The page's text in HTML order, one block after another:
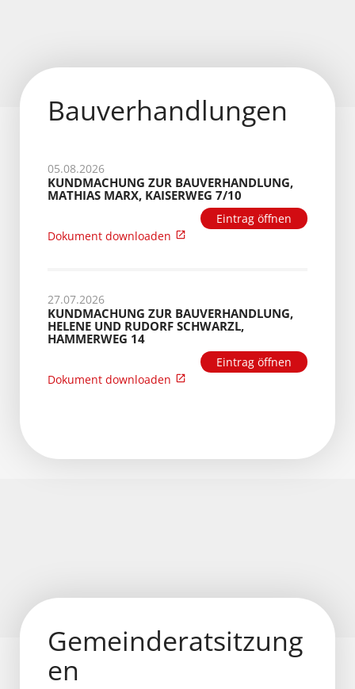
Bauverhandlungen
05.08.2026
KUNDMACHUNG ZUR BAUVERHANDLUNG,
MATHIAS MARX, KAISERWEG 7/10
Eintrag öffnen
Dokument downloaden
27.07.2026
KUNDMACHUNG ZUR BAUVERHANDLUNG,
HELENE UND RUDORF SCHWARZL,
HAMMERWEG 14
Eintrag öffnen
Dokument downloaden
Gemeinderatsitzung
en